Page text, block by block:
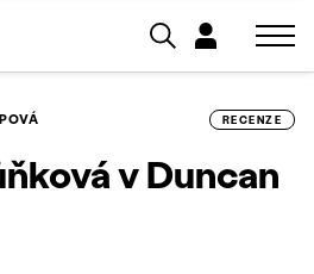
RECENZE
v Duncan